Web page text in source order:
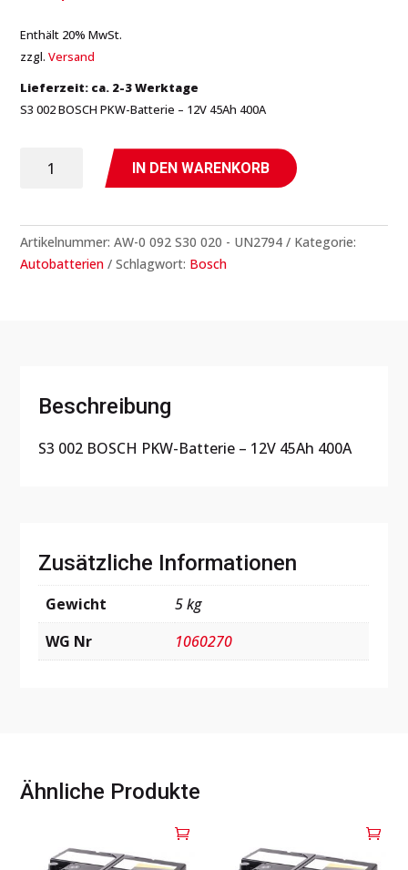
Enthält 20% MwSt.
zzgl.Versand
Lieferzeit: ca. 2-3 Werktage
S3 002 BOSCH PKW-Batterie – 12V 45Ah 400A
PKW-
Batterie
-
IN DEN WARENKORB
Artikelnummer:AW-0 092 S30 020 - UN2794
Kategorie:
Autobatterien
Schlagwort: Bosch
Beschreibung
S3 002 BOSCH PKW-Batterie – 12V 45Ah 400A
Zusätzliche Informationen
Gewicht
5 kg
WG Nr
1060270
Ähnliche Produkte